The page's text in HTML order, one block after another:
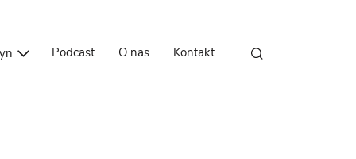
Podcast O nas Kontakt
Przejdź do treści